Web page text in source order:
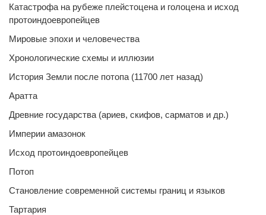
Катастрофа на рубеже плейстоцена и голоцена и исход
протоиндоевропейцев
Мировые эпохи и человечества
Хронологические схемы и иллюзии
История Земли после потопа (11700 лет назад)
Аратта
Древние государства (ариев, скифов, сарматов и др.)
Империи амазонок
Исход протоиндоевропейцев
Потоп
Становление современной системы границ и языков
Тартария